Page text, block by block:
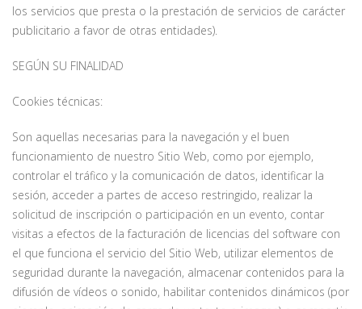
los servicios que presta o la prestación de servicios de carácter
publicitario a favor de otras entidades).
SEGÚN SU FINALIDAD
Cookies técnicas:
Son aquellas necesarias para la navegación y el buen
funcionamiento de nuestro Sitio Web, como por ejemplo,
controlar el tráfico y la comunicación de datos, identificar la
sesión, acceder a partes de acceso restringido, realizar la
solicitud de inscripción o participación en un evento, contar
visitas a efectos de la facturación de licencias del software con
el que funciona el servicio del Sitio Web, utilizar elementos de
seguridad durante la navegación, almacenar contenidos para la
difusión de vídeos o sonido, habilitar contenidos dinámicos (por